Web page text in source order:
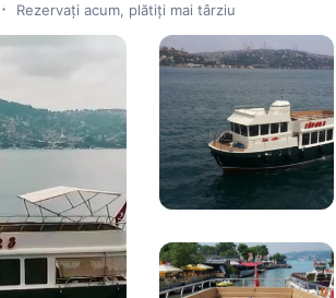
Rezervați acum, plătiți mai târziu